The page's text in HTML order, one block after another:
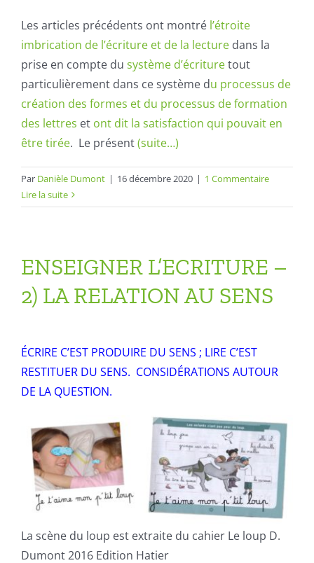
Les articles précédents ont montré l’étroite
imbrication de l’écriture et de la lecture dans la
prise en compte du système d’écrituretout
particulièrement dans ce système du processus de
création des formes et du processus de formation
des lettres et ont dit la satisfaction qui pouvait en
être tirée. Le présent(suite…)
Par Danièle Dumont | 16 décembre 2020 | 1 Commentaire
Lire la suite
ENSEIGNER L’ECRITURE –
2) LA RELATION AU SENS
ÉCRIRE C’EST PRODUIRE DU SENS ; LIRE C’EST
RESTITUER DU SENS. CONSIDÉRATIONS AUTOUR
DE LA QUESTION.
La scène du loup est extraite du cahier Le loup D.
Dumont 2016 Edition Hatier